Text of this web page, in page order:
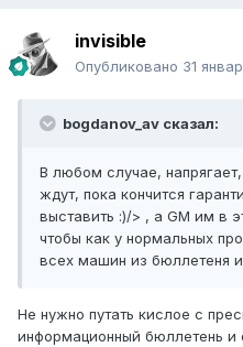
invisible
Опубликовано 31
bogdanov_av сказал:
В любом случае,
ждут, пока кончится
выставить :)/> , а GM им в
чтобы как у нормальных
всех машин из бюллетеня
Не нужно путать кислое с
информационный бюллетень и